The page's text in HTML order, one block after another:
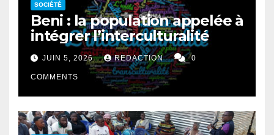
SOCIÉTÉ
Beni : la population appelée à
intégrer l’interculturalité
JUIN 5, 2026 REDACTION 0
COMMENTS